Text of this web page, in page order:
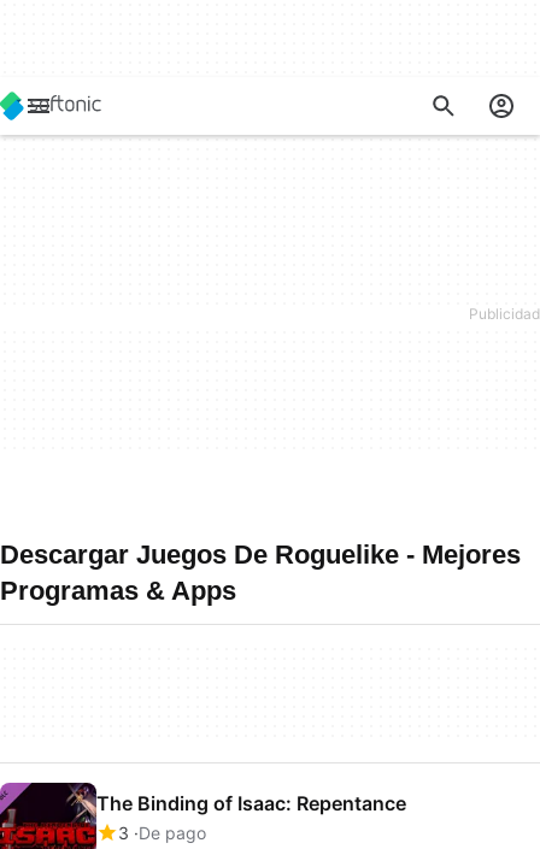
Descargar Juegos De Roguelike - Mejores
Programas & Apps
The Binding of Isaac: Repentance
3 De pago